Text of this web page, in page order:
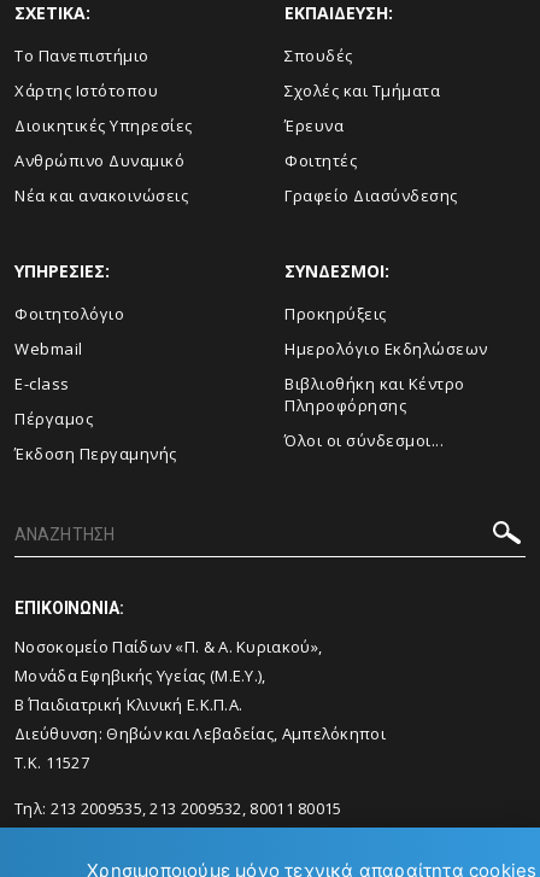
ΣΧΕΤΙΚΑ:
Το Πανεπιστήμιο
Χάρτης Ιστότοπου
Διοικητικές Υπηρεσίες
Ανθρώπινο Δυναμικό
Νέα και ανακοινώσεις
ΕΚΠΑΙΔΕΥΣΗ:
Σπουδές
Σχολές και Τμήματα
Έρευνα
Φοιτητές
Γραφείο Διασύνδεσης
ΥΠΗΡΕΣΙΕΣ:
Φοιτητολόγιο
Webmail
E-class
Πέργαμος
Έκδοση Περγαμηνής
ΣΥΝΔΕΣΜΟΙ:
Προκηρύξεις
Ημερολόγιο Εκδηλώσεων
Βιβλιοθήκη και Κέντρο
Πληροφόρησης
Όλοι οι σύνδεσμοι...
ΕΠΙΚΟΙΝΩΝΙΑ:
Νοσοκομείο Παίδων «Π. & Α. Κυριακού»,
Μονάδα Εφηβικής Υγείας (Μ.Ε.Υ.),
Β΄ Παιδιατρική Κλινική Ε.Κ.Π.Α.
Διεύθυνση: Θηβών και Λεβαδείας, Αμπελόκηποι
Τ.Κ. 11527
Τηλ: 213 2009535, 213 2009532, 80011 80015
Χρησιμοποιούμε μόνο τεχνικά απαραίτητα cookies